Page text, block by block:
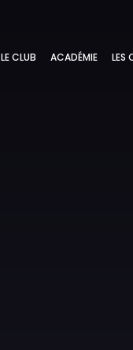
LE CLUB ACADÉMIE LES